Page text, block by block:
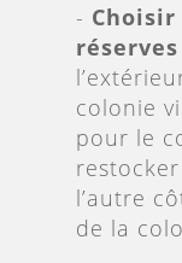
- Choisir
réserves
colonie
pour le
l’autre
de la